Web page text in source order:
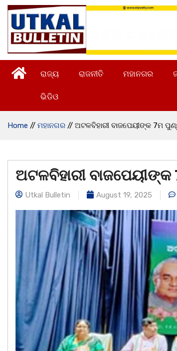
ରାଜ୍ୟ ରାଜନୀତି ମହାନଗର
ଭିଡିଓ
Home // ମହାନଗର // ଅଟଳବିହାରୀ ବାଜପେୟୀଙ୍କ 7ମ
ଅଟଳବିହାରୀ
Utkal Bulletin August 19, 2025